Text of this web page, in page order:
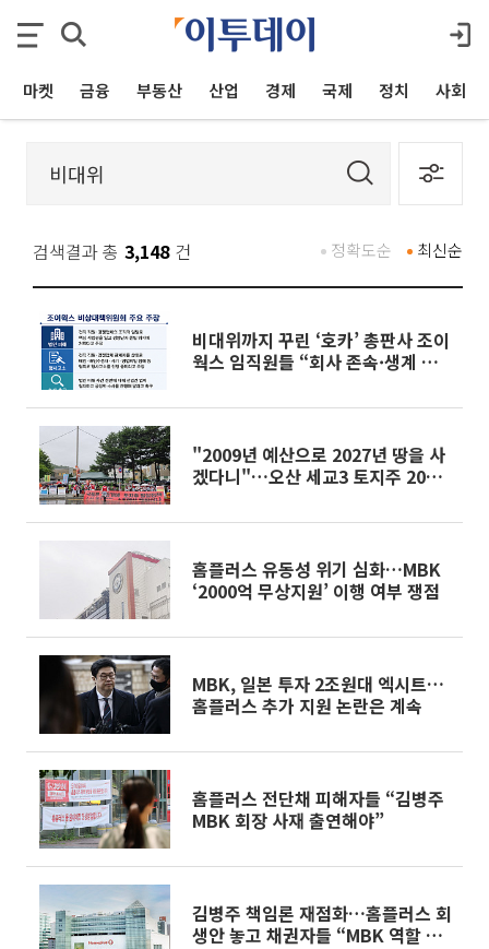
마켓 금융 부동산 산업 경제 국제 정치 사회
검색결과 총 3,148 건 최신순
정확도순
비대위까지 꾸린 ‘호카’ 총판사 조이
웍스 임직원들 “회사 존속·생계 위
"2009년 예산으로 2027년 땅을 사
겠다니"…오산 세교3 토지주 2000
홈플러스 유동성 위기 심화…MBK
‘2000억 무상지원’ 이행 여부 쟁점
MBK, 일본 투자 2조원대 엑시트…
홈플러스 추가 지원 논란은 계속
홈플러스 전단채 피해자들 “김병주
MBK 회장 사재 출연해야”
김병주 책임론 재점화…홈플러스 회
생안 놓고 채권자들 “MBK 역할 필